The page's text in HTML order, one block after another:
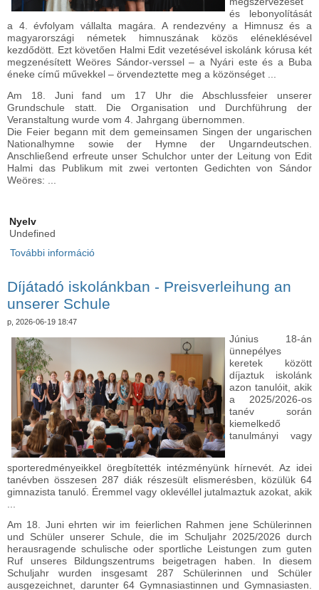
és lebonyolítását
a 4. évfolyam vállalta magára. A rendezvény a Himnusz és a
magyarországi németek himnuszának közös eléneklésével
kezdődött. Ezt követően Halmi Edit vezetésével iskolánk kórusa két
megzenésített Weöres Sándor-verssel – a Nyári este és a Buba
éneke című művekkel – örvendeztette meg a közönséget ...
Am 18. Juni fand um 17 Uhr die Abschlussfeier unserer
Grundschule statt. Die Organisation und Durchführung der
Veranstaltung wurde vom 4. Jahrgang übernommen.
Die Feier begann mit dem gemeinsamen Singen der ungarischen
Nationalhymne sowie der Hymne der Ungarndeutschen.
Anschließend erfreute unser Schulchor unter der Leitung von Edit
Halmi das Publikum mit zwei vertonten Gedichten von Sándor
Weöres: ...
Nyelv
Undefined
További információ
Díjátadó iskolánkban - Preisverleihung an
unserer Schule
p, 2026-06-19 18:47
Június 18-án
ünnepélyes
keretek között
díjaztuk iskolánk
azon tanulóit, akik
a 2025/2026-os
tanév során
kiemelkedő
tanulmányi vagy
sporteredményeikkel öregbítették intézményünk hírnevét. Az idei
tanévben összesen 287 diák részesült elismerésben, közülük 64
gimnazista tanuló. Éremmel vagy oklevéllel jutalmaztuk azokat, akik
Am 18. Juni ehrten wir im feierlichen Rahmen jene Schülerinnen
und Schüler unserer Schule, die im Schuljahr 2025/2026 durch
herausragende schulische oder sportliche Leistungen zum guten
Ruf unseres Bildungszentrums beigetragen haben. In diesem
Schuljahr wurden insgesamt 287 Schülerinnen und Schüler
ausgezeichnet, darunter 64 Gymnasiastinnen und Gymnasiasten.